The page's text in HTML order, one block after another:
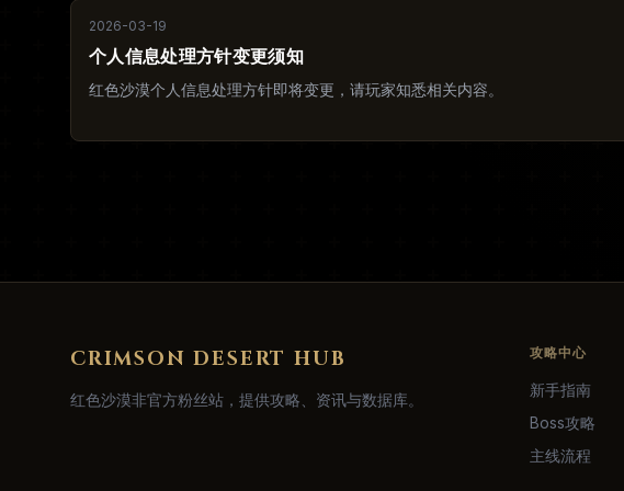
2026-03-19
个人信息处理方针变更须知
红色沙漠个人信息处理方针即将变更，请玩家知悉相关内容。
CRIMSON DESERT HUB
红色沙漠非官方粉丝站，提供攻略、资讯与数据库。
攻略中心
新手指南
Boss攻略
主线流程